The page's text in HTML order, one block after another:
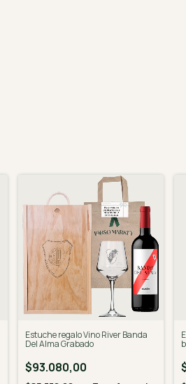
Estuche regalo Vino River Banda
Del Alma Grabado
$93.080,00